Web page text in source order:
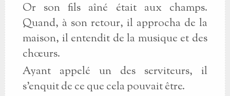
Or son fils aîné était aux champs.
Quand, à son retour, il approcha de la
maison, il entendit de la musique et des
chœurs.
Ayant appelé un des serviteurs, il
s'enquit de ce que cela pouvait être.